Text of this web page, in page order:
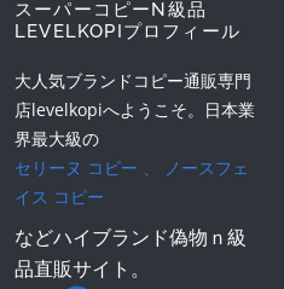
スーパーコピーN級品
LEVELKOPIプロフィール
大人気ブランドコピー通販専門
店levelkopiへようこそ。日本業
界最大級の
セリーヌ コピー 、
ノースフェ
イス コピー
などハイブランド偽物ｎ級
品直販サイト。